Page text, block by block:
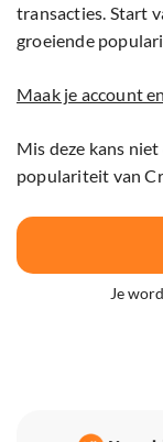
transacties. Start
groeiende
Maak je account
Mis deze kans
populariteit van
Je